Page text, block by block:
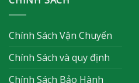
Chính Sách Vận Chuyển
Chính Sách và quy định
Chính Sách Bảo Hành